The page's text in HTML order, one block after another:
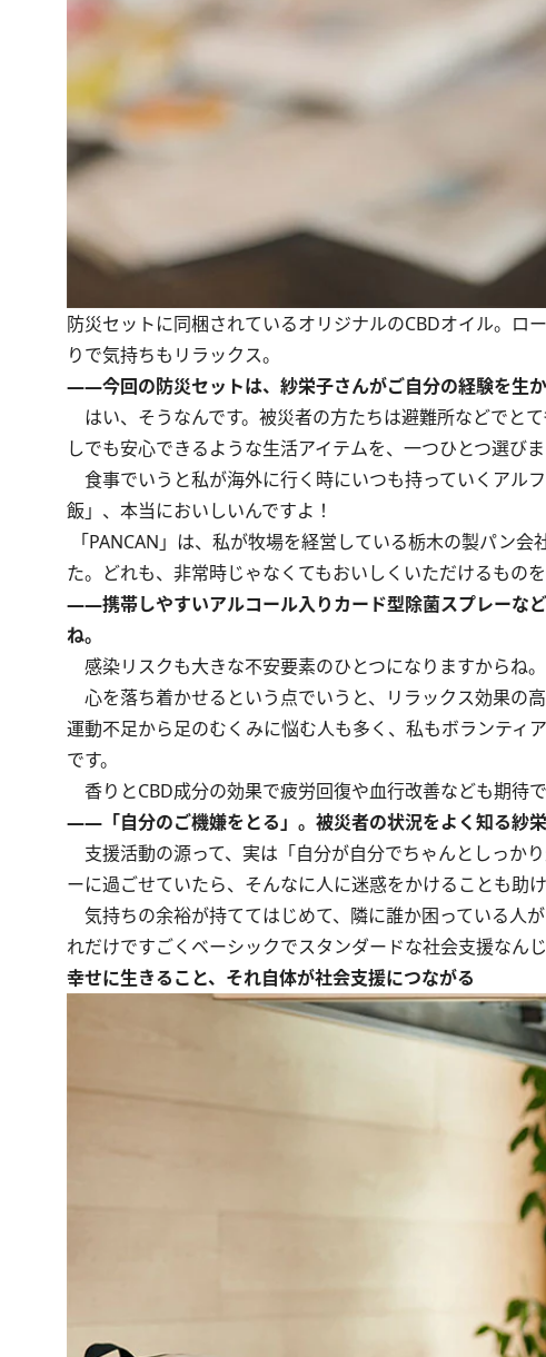
防災セットに同梱されているオリジナルのCBDオイル。
りで気持ちもリラックス。
――今回の防災セットは、紗栄子さんがご自分の経験を生か
はい、そうなんです。被災者の方たちは避難所などでと
しでも安心できるような生活アイテムを、一つひとつ選びま
食事でいうと私が海外に行く時にいつも持っていくアル
飯」、本当においしいんですよ！
「PANCAN」は、私が牧場を経営している栃木の製パン
た。どれも、非常時じゃなくてもおいしくいただけるものを
――携帯しやすいアルコール入りカード型除菌スプレーな
ね。
感染リスクも大きな不安要素のひとつになりますからね。
心を落ち着かせるという点でいうと、リラックス効果の
運動不足から足のむくみに悩む人も多く、私もボランティ
です。
香りとCBD成分の効果で疲労回復や血行改善なども期待
――「自分のご機嫌をとる」。被災者の状況をよく知る紗栄
支援活動の源って、実は「自分が自分でちゃんとしっか
ーに過ごせていたら、そんなに人に迷惑をかけることも助
気持ちの余裕が持ててはじめて、隣に誰か困っている人
れだけですごくベーシックでスタンダードな社会支援なんじ
幸せに生きること、それ自体が社会支援につながる